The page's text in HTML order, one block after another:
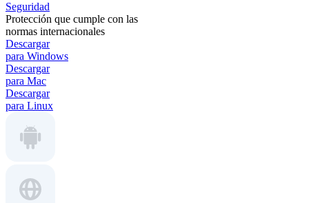
Seguridad
Protección que cumple con las
normas internacionales
Descargar
para Windows
Descargar
para Mac
Descargar
para Linux